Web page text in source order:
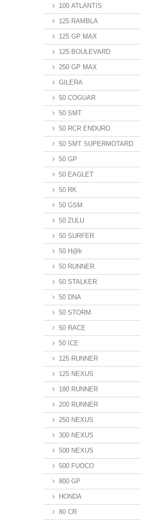
100 ATLANTIS
125 RAMBLA
125 GP MAX
125 BOULEVARD
250 GP MAX
GILERA
50 COGUAR
50 SMT
50 RCR ENDURO
50 SMT SUPERMOTARD
50 GP
50 EAGLET
50 RK
50 GSM
50 ZULU
50 SURFER
50 H@k
50 RUNNER
50 STALKER
50 DNA
50 STORM
50 RACE
50 ICE
125 RUNNER
125 NEXUS
180 RUNNER
200 RUNNER
250 NEXUS
300 NEXUS
500 NEXUS
500 FUOCO
800 GP
HONDA
80 CR